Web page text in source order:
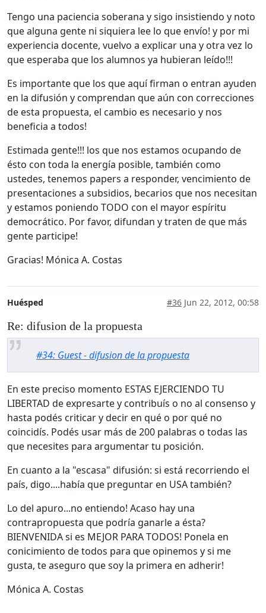
Tengo una paciencia soberana y sigo insistiendo y noto
que alguna gente ni siquiera lee lo que envío! y por mi
experiencia docente, vuelvo a explicar una y otra vez lo
que esperaba que los alumnos ya hubieran leído!!!
Es importante que los que aquí firman o entran ayuden
en la difusión y comprendan que aún con correcciones
de esta propuesta, el cambio es necesario y nos
beneficia a todos!
Estimada gente!!! los que nos estamos ocupando de
ésto con toda la energía posible, también como
ustedes, tenemos papers a responder, vencimiento de
presentaciones a subsidios, becarios que nos necesitan
y estamos poniendo TODO con el mayor espíritu
democrático. Por favor, difundan y traten de que más
gente participe!
Gracias! Mónica A. Costas
Huésped #36 Jun 22, 2012, 00:58
Re: difusion de la propuesta
#34: Guest - difusion de la propuesta
En este preciso momento ESTAS EJERCIENDO TU
LIBERTAD de expresarte y contribuís o no al consenso y
hasta podés criticar y decir en qué o por qué no
coincidís. Podés usar más de 200 palabras o todas las
que necesites para argumentar tu posición.
En cuanto a la "escasa" difusión: si está recorriendo el
país, digo....había que preguntar en USA también?
Lo del apuro...no entiendo! Acaso hay una
contrapropuesta que podría ganarle a ésta?
BIENVENIDA si es MEJOR PARA TODOS! Ponela en
conicimiento de todos para que opinemos y si me
gusta, te aseguro que soy la primera en adherir!
Mónica A. Costas